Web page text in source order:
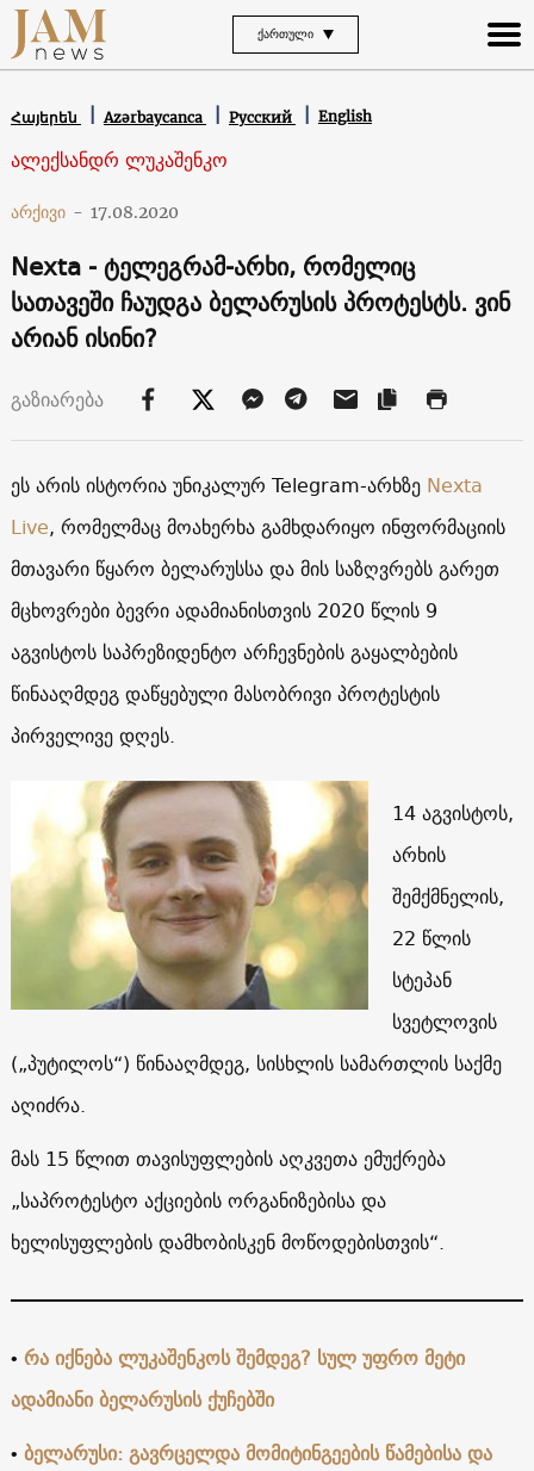
ᲥᲐᲠᲗᲣᲚᲘ
Հայերեն Azərbaycanca Русский English
ალექსანდრ ლუკაშენკო
არქივი - 17.08.2020
Nexta - ტელეგრამ-არხი, რომელიც
სათავეში ჩაუდგა ბელარუსის პროტესტს. ვინ
არიან ისინი?
გაზიარება
ეს არის ისტორია უნიკალურ Telegram-არხზე Nexta
Live, რომელმაც მოახერხა გამხდარიყო ინფორმაციის
მთავარი წყარო ბელარუსსა და მის საზღვრებს გარეთ
მცხოვრები ბევრი ადამიანისთვის 2020 წლის 9
აგვისტოს საპრეზიდენტო არჩევნების გაყალბების
წინააღმდეგ დაწყებული მასობრივი პროტესტის
პირველივე დღეს.
14 აგვისტოს,
არხის
შემქმნელის,
22 წლის
სტეპან
სვეტლოვის
(„პუტილოს“) წინააღმდეგ, სისხლის სამართლის საქმე
აღიძრა.
მას 15 წლით თავისუფლების აღკვეთა ემუქრება
„საპროტესტო აქციების ორგანიზებისა და
ხელისუფლების დამხობისკენ მოწოდებისთვის“.
• რა იქნება ლუკაშენკოს შემდეგ? სულ უფრო მეტი
ადამიანი ბელარუსის ქუჩებში
• ბელარუსი: გავრცელდა მომიტინგეების წამებისა და